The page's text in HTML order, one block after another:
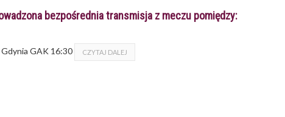
bezpośrednia transmisja z meczu pomiędzy:
Gdynia GAK 16:30 CZYTAJ DALEJ